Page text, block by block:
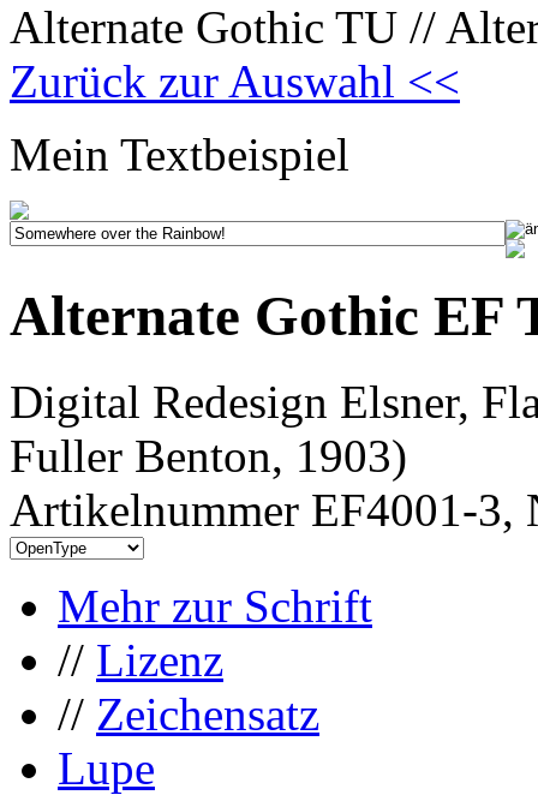
Alternate Gothic TU //
Zurück zur Auswahl <<
Mein Textbeispiel
Alternate Gothic EF
Digital Redesign Elsner,
Fuller Benton, 1903)
Artikelnummer EF4001-3,
Mehr zur Schrift
// Lizenz
// Zeichensatz
Lupe